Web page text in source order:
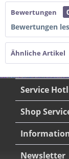
Bewertungen
Bewertungen
Ähnliche Artikel
Service
Shop
Newsletter